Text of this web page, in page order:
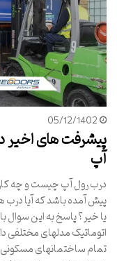
05/12/1402
پیشرفت های اخیر
آپ
درب رول آپ چیست و چه
پیش آمده باشد که آیا
یا خیر؟ پاسخ به این سوال
اتوماتیک مدلهای مختلفی
تمام ساختمانهای مسکونی